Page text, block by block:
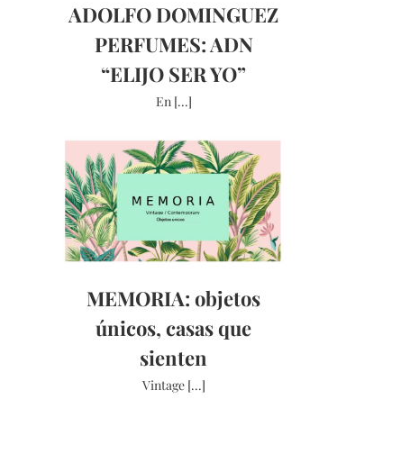
ADOLFO DOMINGUEZ
PERFUMES: ADN
“ELIJO SER YO”
En [...]
MEMORIA: objetos
únicos, casas que
sienten
Vintage [...]